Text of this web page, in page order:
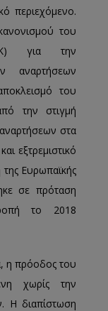
περιεχόμενο.
του
για την
αναρτήσεων
του
την στιγμή
στα
εξτρεμιστικό
Ευρωπαϊκής
σε πρόταση
το 2018
η πρόοδος του
χωρίς την
Η διαπίστωση